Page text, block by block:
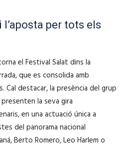
l’aposta per tots els
el Festival Salat dins la
que es consolida amb
destacar, la presència del grup
la seva gira
en una actuació única a
del panorama nacional
Berto Romero, Leo Harlem o